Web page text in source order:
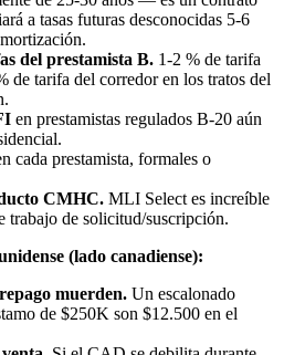
a tasas futuras desconocidas 5-6
del prestamista B. 1-2 % de tarifa
de tarifa del corredor en los tratos del
en prestamistas regulados B-20 aún
cada prestamista, formales o
CMHC. MLI Select es increíble
trabajo de solicitud/suscripción.
(lado canadiense):
muerden. Un escalonado
de $250K son $12.500 en el